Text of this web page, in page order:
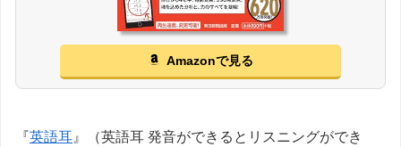
Amazonで見る
『英語耳 』（英語耳 発音ができるとリスニングができ